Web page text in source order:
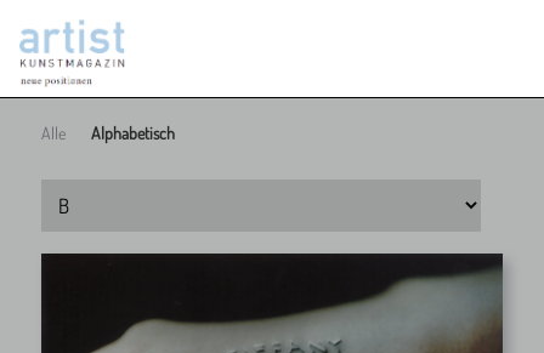
Alle Alphabetisch